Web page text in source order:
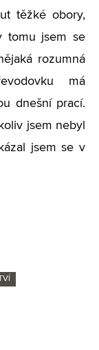
těžké obory,
tomu jsem se
rozumná
má
dnešní prací.
jsem nebyl
jsem se v